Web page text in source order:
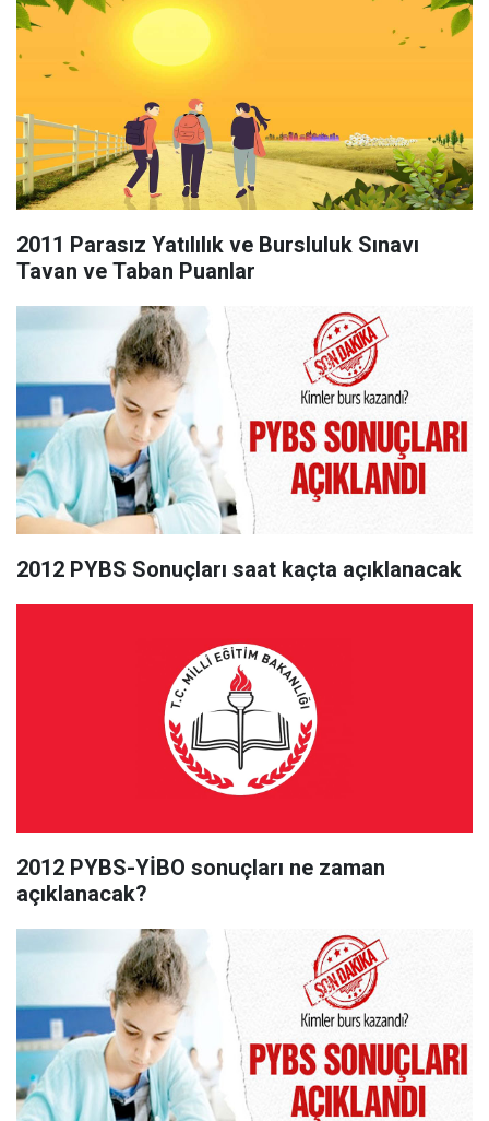
2011 Parasız Yatılılık ve Bursluluk Sınavı
Tavan ve Taban Puanlar
2012 PYBS Sonuçları saat kaçta açıklanacak
2012 PYBS-YİBO sonuçları ne zaman
açıklanacak?